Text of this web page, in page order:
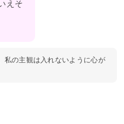
えそ
私の主観は入れないように心が